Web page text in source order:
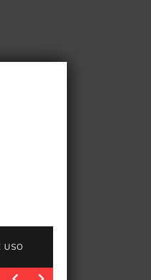
USO